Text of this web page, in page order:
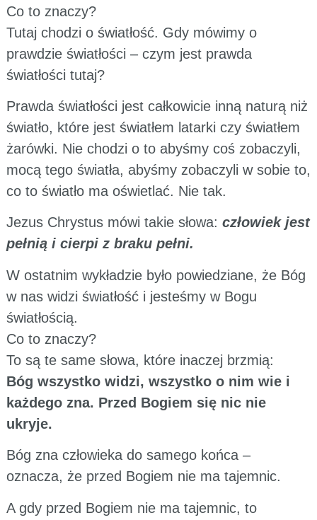
Co to znaczy?
Tutaj chodzi o światłość. Gdy mówimy o
prawdzie światłości – czym jest prawda
światłości tutaj?
Prawda światłości jest całkowicie inną naturą niż
światło, które jest światłem latarki czy światłem
żarówki. Nie chodzi o to abyśmy coś zobaczyli,
mocą tego światła, abyśmy zobaczyli w sobie to,
co to światło ma oświetlać. Nie tak.
Jezus Chrystus mówi takie słowa: człowiek jest
pełnią i cierpi z braku pełni.
W ostatnim wykładzie było powiedziane, że Bóg
w nas widzi światłość i jesteśmy w Bogu
światłością.
Co to znaczy?
To są te same słowa, które inaczej brzmią:
Bóg wszystko widzi, wszystko o nim wie i
każdego zna. Przed Bogiem się nic nie
ukryje.
Bóg zna człowieka do samego końca –
oznacza, że przed Bogiem nie ma tajemnic.
A gdy przed Bogiem nie ma tajemnic, to